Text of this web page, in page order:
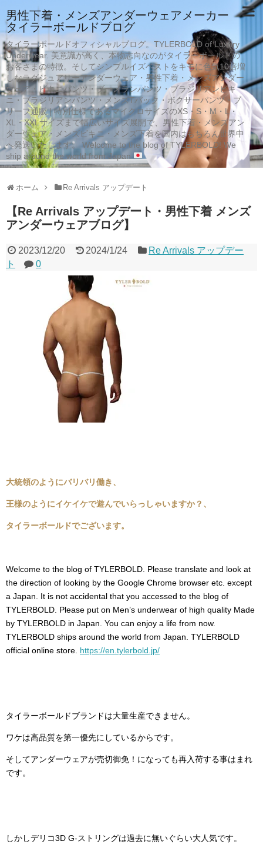
男性下着・メンズアンダーウェアメーカー
タイラーボールドブログ
タイラーボールドオフィシャルブログ。TYLERBOLD of Luxury
Underwear. 美意識が高く、本物志向なのがタイラーボールドの
お客さまの特徴。そしてシンプルイズベストをキモに色気10倍増
しなラグジュアリーアンダーウェア・男性下着・メンズアンダー
ウェア・ビキニパンツ・ブーメランパンツ・ブラジリアンビキ
ニ・ブラジリアンパンツ・メンズTバック・ボクサーパンツ・ブ
リーフ通販 | 特別仕様であるマイクロサイズのXS・S・M・L・
XL・XXLサイズまで幅広いサイズ展開で、男性下着・メンズアン
ダーウェア・メンズビキニ・メンズ下着を国内はもちろん世界中
へ発送いたします。 Welcome to the blog of TYLERBOLD! We
ship around the world from Japan
ホーム Re Arrivals アップデート
【Re Arrivals アップデート・男性下着 メンズ
アンダーウェアブログ】
2023/12/20 2024/1/24
Re Arrivals アップデー
ト
0
大統領のようにバリバリ働き、
王様のようにイケイケで遊んでいらっしゃいますか？、
タイラーボールドでございます。
Welcome to the blog of TYLERBOLD. Please translate and look at
the direction of looking by the Google Chrome browser etc. except
a Japan. It is not accidental that you accessed to the blog of
TYLERBOLD. Please put on Men’s underwear of high quality Made
by TYLERBOLD in Japan. You can enjoy a life from now.
TYLERBOLD ships around the world from Japan. TYLERBOLD
official online store. https://en.tylerbold.jp/
タイラーボールドブランドは大量生産できません。
ワケは高品質を第一優先にしているからです。
そしてアンダーウェアが売切御免！になっても再入荷する事はまれ
です。
しかしデリコ3D G-ストリングは過去に無いぐらい大人気です。